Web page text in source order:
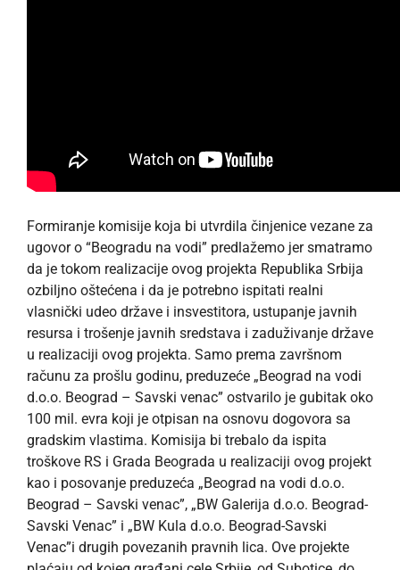
Formiranje komisije koja bi utvrdila činjenice vezane za
ugovor o “Beogradu na vodi” predlažemo jer smatramo
da je tokom realizacije ovog projekta Republika Srbija
ozbiljno oštećena i da je potrebno ispitati realni
vlasnički udeo države i insvestitora, ustupanje javnih
resursa i trošenje javnih sredstava i zaduživanje države
u realizaciji ovog projekta. Samo prema završnom
računu za prošlu godinu, preduzeće „Beograd na vodi
d.o.o. Beograd – Savski venac” ostvarilo je gubitak oko
100 mil. evra koji je otpisan na osnovu dogovora sa
gradskim vlastima. Komisija bi trebalo da ispita
troškove RS i Grada Beograda u realizaciji ovog projekt
kao i posovanje preduzeća „Beograd na vodi d.o.o.
Beograd – Savski venac”, „BW Galerija d.o.o. Beograd-
Savski Venac” i „BW Kula d.o.o. Beograd-Savski
Venac”i drugih povezanih pravnih lica. Ove projekte